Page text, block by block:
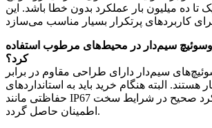
تا ده میلیون بار عملکرد بدون خطا باشد. این
سیم‌دار در محیط‌های مرطوب استفاده
کرد؟
سیم‌دار دارای طراحی مقاوم در برابر
البته هنگام خرید باید به استانداردهای
حفاظتی مانند IP67 توجه شود تا از کارکرد صحیح در شرایط سخت
اطمینان حاصل گردد.